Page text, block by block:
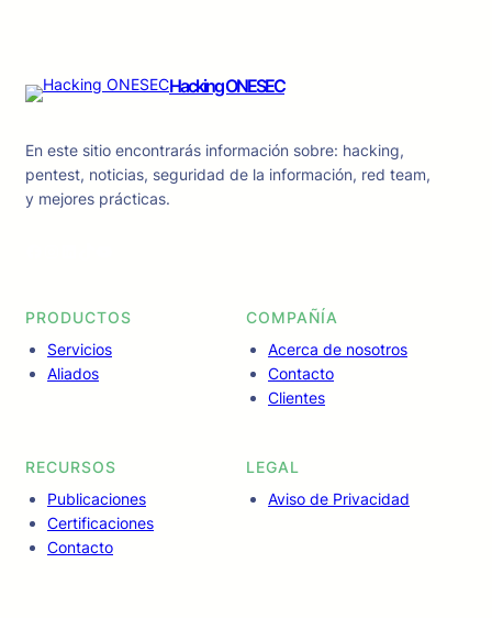
Hacking ONESEC
En este sitio encontrarás información sobre: hacking,
pentest, noticias, seguridad de la información, red team,
y mejores prácticas.
PRODUCTOS
Servicios
Aliados
COMPAÑÍA
Acerca de nosotros
Contacto
Clientes
RECURSOS
Publicaciones
Certificaciones
Contacto
LEGAL
Aviso de Privacidad